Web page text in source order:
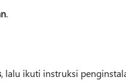
.
, lalu ikuti instruksi